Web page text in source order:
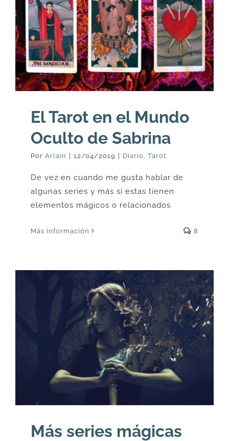
El Tarot en el Mundo
Oculto de Sabrina
Por Arlain 12/04/2019 Diario Tarot
De vez en cuando me gusta hablar de
algunas series y más si estas tienen
elementos mágicos o relacionados
Más información 8
Más series mágicas